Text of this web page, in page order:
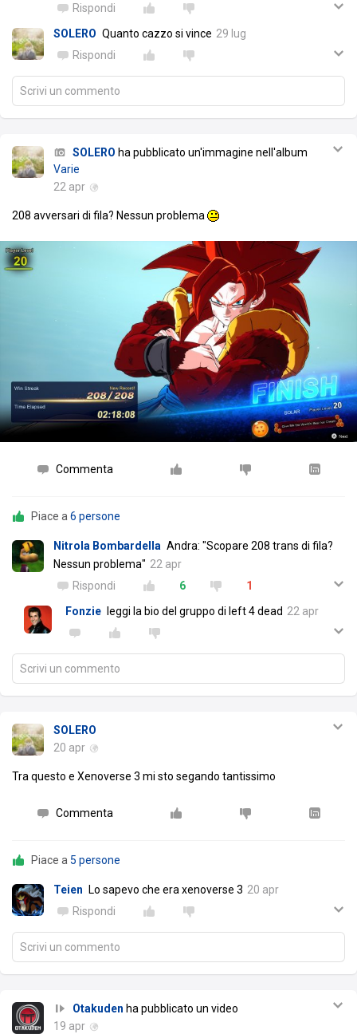
Rispondi
SOLERO Quanto cazzo si vince 29 lug
Rispondi
Scrivi un commento
SOLERO ha pubblicato un'immagine nell'album
Varie
22 apr
208 avversari di fila? Nessun problema
Commenta
Piace a 6 persone
Nitrola Bombardella Andra: "Scopare 208 trans di fila?
Nessun problema" 22 apr
Rispondi
6
1
Fonzie leggi la bio del gruppo di left 4 dead 22 apr
Scrivi un commento
SOLERO
20 apr
Tra questo e Xenoverse 3 mi sto segando tantissimo
Commenta
Piace a 5 persone
Teien Lo sapevo che era xenoverse 3 20 apr
Rispondi
Scrivi un commento
Otakuden ha pubblicato un video
19 apr